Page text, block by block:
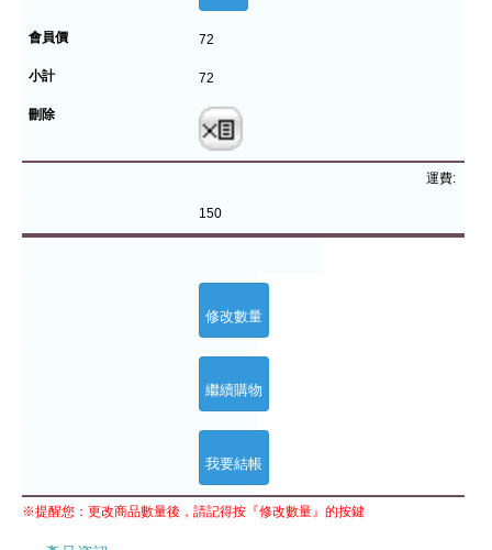
72
72
運費:
150
※提醒您：更改商品數量後，請記得按『修改數量』的按鍵